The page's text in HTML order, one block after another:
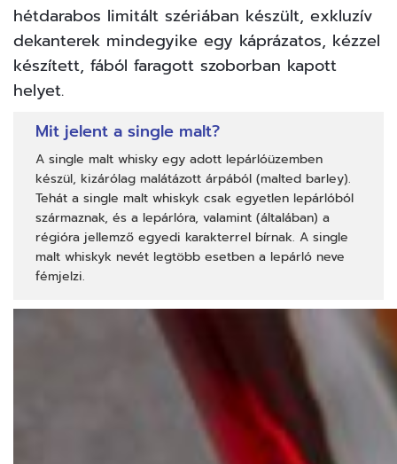
hétdarabos limitált szériában készült, exkluzív
dekanterek mindegyike egy káprázatos, kézzel
készített, fából faragott szoborban kapott
helyet.
Mit jelent a single malt?
A single malt whisky egy adott lepárlóüzemben
készül, kizárólag malátázott árpából (malted barley).
Tehát a single malt whiskyk csak egyetlen lepárlóból
származnak, és a lepárlóra, valamint (általában) a
régióra jellemző egyedi karakterrel bírnak. A single
malt whiskyk nevét legtöbb esetben a lepárló neve
fémjelzi.